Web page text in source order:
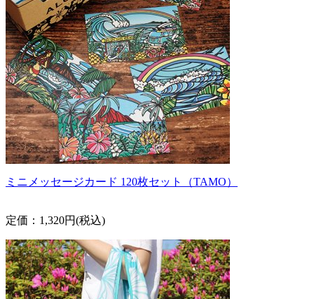
ミニメッセージカード 120枚セット（TAMO）
定価：1,320円(税込)